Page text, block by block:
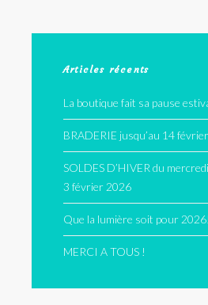
Articles récents
La boutique fait sa pause
BRADERIE jusqu’au 14 février
SOLDES D’HIVER du
3 février 2026
Que la lumière soit pour 2026!
MERCI A TOUS !